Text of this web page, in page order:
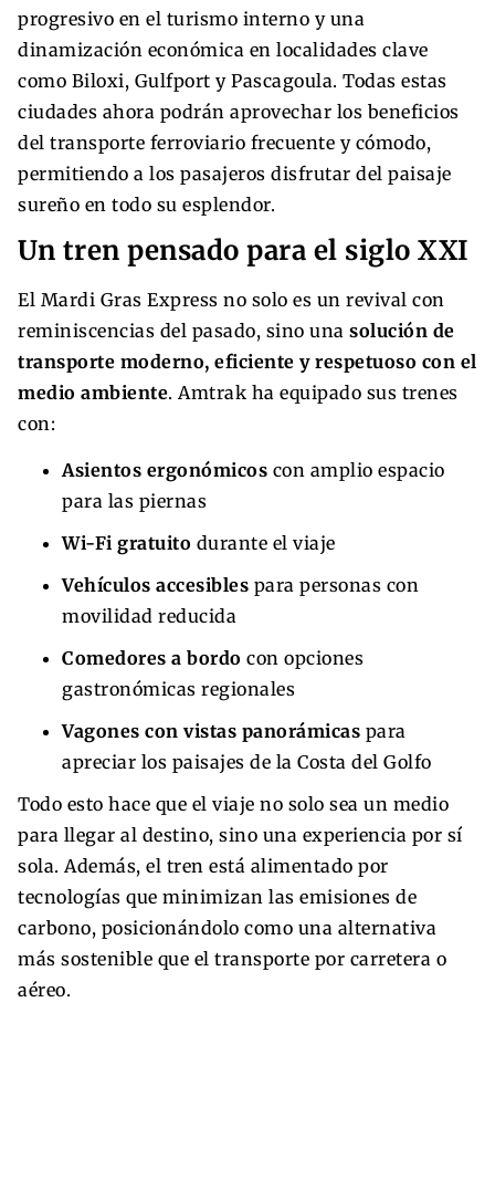
progresivo en el turismo interno y una
dinamización económica en localidades clave
como Biloxi, Gulfport y Pascagoula. Todas estas
ciudades ahora podrán aprovechar los beneficios
del transporte ferroviario frecuente y cómodo,
permitiendo a los pasajeros disfrutar del paisaje
sureño en todo su esplendor.
Un tren pensado para el siglo XXI
El Mardi Gras Express no solo es un revival con
reminiscencias del pasado, sino una solución de
transporte moderno, eficiente y respetuoso con el
medio ambiente. Amtrak ha equipado sus trenes
con:
Asientos ergonómicos con amplio espacio
para las piernas
Wi-Fi gratuito durante el viaje
Vehículos accesibles para personas con
movilidad reducida
Comedores a bordo con opciones
gastronómicas regionales
Vagones con vistas panorámicas para
apreciar los paisajes de la Costa del Golfo
Todo esto hace que el viaje no solo sea un medio
para llegar al destino, sino una experiencia por sí
sola. Además, el tren está alimentado por
tecnologías que minimizan las emisiones de
carbono, posicionándolo como una alternativa
más sostenible que el transporte por carretera o
aéreo.